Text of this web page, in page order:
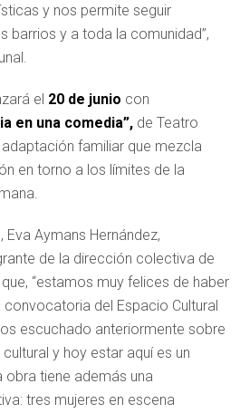
y nos permite seguir
barrios y a toda la comunidad”,
el 20 de junio con
en una comedia”, de Teatro
familiar que mezcla
en torno a los límites de la
Aymans Hernández,
de la dirección colectiva de
“estamos muy felices de haber
del Espacio Cultural
escuchado anteriormente sobre
y hoy estar aquí es un
obra tiene además una
tres mujeres en escena